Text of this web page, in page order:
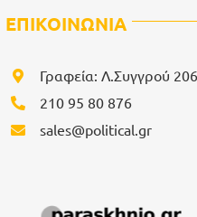
ΕΠΙΚΟΙΝΩΝΙΑ
Γραφεία: Λ.Συγγρού
210 95 80 876
sales@political.gr